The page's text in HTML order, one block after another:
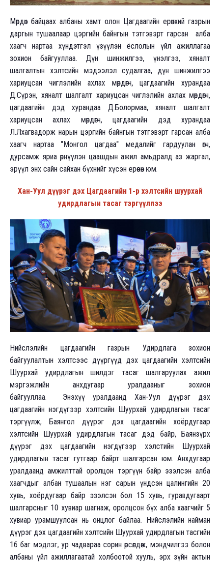
Мөрдөн байцаах албаны хамт олон Цагдаагийн ерөнхий газрын
даргын тушаалаар цэргийн байнгын тэтгэвэрт гарсан алба
хаагч нартаа хүндэтгэл үзүүлэн ёслолын үйл ажиллагаа
зохион байгууллаа. Дүн шинжилгээ, үнэлгээ, хяналт
шалгалтын хэлтсийн мэдээлэл судалгаа, дүн шинжилгээ
хариуцсан чиглэлийн ахлах мөрдөгч, цагдаагийн хурандаа
Д.Сүрэн, хяналт шалгалт хариуцсан чиглэлийн ахлах мөрдөгч,
цагдаагийн дэд хурандаа Д.Болормаа, хяналт шалгалт
хариуцсан ахлах мөрдөгч, цагдаагийн дэд хурандаа
Л.Лхагвадорж нарын цэргийн байнгын тэтгэвэрт гарсан алба
хаагч нартаа "Монгол цагдаа" медалийг гардуулан өгч,
дурсамж яриа өрнүүлэн цаашдын ажил амьдралд аз жаргал,
эрүүл энх сайн сайхан бүхнийг хүсэн ерөөсөн юм.
Хан-Уул дүүрэг дэх Цагдаагийн 1-р хэлтсийн шуурхай
удирдлагын тасаг тэргүүллээ
Нийслэлийн цагдаагийн газрын Удирдлага зохион
байгуулалтын хэлтсээс дүүргүүд дэх цагдаагийн хэлтсийн
Шуурхай удирдлагын шилдэг тасаг шалгаруулах ажил
мэргэжлийн анхдугаар уралдааныг зохион
байгууллаа. Энэхүү уралдаанд Хан-Уул дүүрэг дэх
цагдаагийн нэгдүгээр хэлтсийн Шуурхай удирдлагын тасаг
тэргүүлж, Баянгол дүүрэг дэх цагдаагийн хоёрдугаар
хэлтсийн Шуурхай удирдлагын тасаг дэд байр, Баянзүрх
дүүрэг дэх цагдаагийн нэгдүгээр хэлстийн Шуурхай
удирдлагын тасаг гутгаар байрт шалгарсан юм. Анхдугаар
уралдаанд амжилттай оролцон тэргүүн байр эзэлсэн алба
хаагчдыг албан тушаалын нэг сарын үндсэн цалингийн 20
хувь, хоёрдугаар байр эзэлсэн бол 15 хувь, гуравдугаарт
шалгарсныг 10 хувиар шагнаж, оролцсон бүх алба хаагчийг 5
хувиар урамшуулсан нь онцлог байлаа. Нийслэлийн найман
дүүрэг дэх цагдаагийн хэлтсийн Шуурхай удирдлагын тасгийн
16 баг мэдлэг, ур чадвараа сорин өрсөлдөж, мэндчилгээ болон
албаны үйл ажиллагаатай холбоотой хууль, эрх зүйн актын